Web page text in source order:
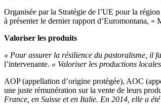
Organisée par la Stratégie de l’UE pour la
à présenter le dernier rapport d’Euromontana, «
Valoriser les produits
« Pour assurer la résilience du pastoralisme, il
l’intervenante. « Valoriser les productions
AOP (appellation d’origine protégée), AOC
une juste rémunération sur la vente de leurs
France, en Suisse et en Italie. En 2014, elle a